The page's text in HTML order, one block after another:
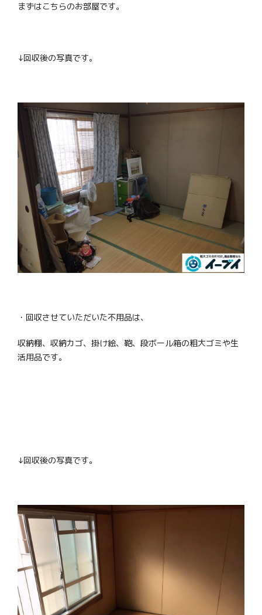
まずはこちらのお部屋です。
↓回収後の写真です。
・回収させていただいた不用品は、
収納棚、収納カゴ、掛け絵、鞄、段ボール箱の粗大ゴミや生
活用品です。
↓回収後の写真です。